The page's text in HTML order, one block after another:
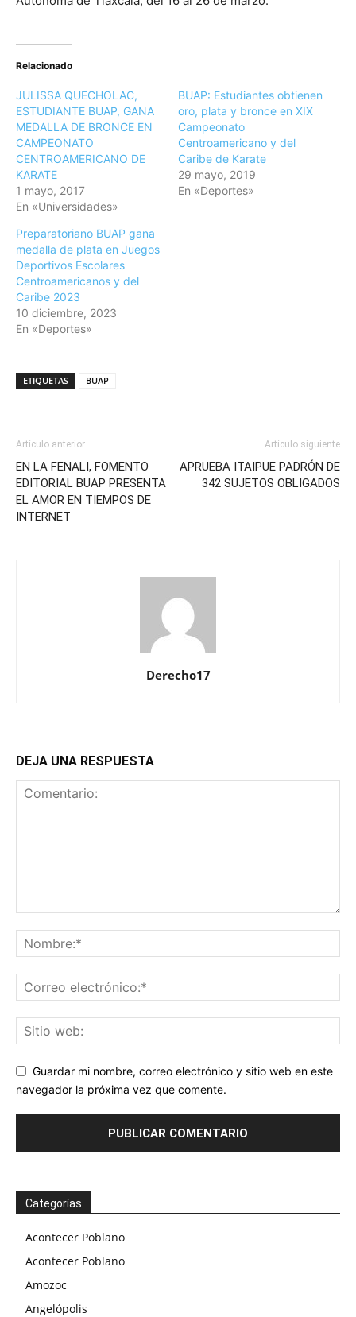
Relacionado
JULISSA QUECHOLAC,
ESTUDIANTE BUAP, GANA
MEDALLA DE BRONCE EN
CAMPEONATO
CENTROAMERICANO DE
KARATE
1 mayo, 2017
En «Universidades»
BUAP: Estudiantes obtienen
oro, plata y bronce en XIX
Campeonato
Centroamericano y del
Caribe de Karate
29 mayo, 2019
En «Deportes»
Preparatoriano BUAP gana
medalla de plata en Juegos
Deportivos Escolares
Centroamericanos y del
Caribe 2023
10 diciembre, 2023
En «Deportes»
ETIQUETAS BUAP
Artículo anterior
EN LA FENALI, FOMENTO
EDITORIAL BUAP PRESENTA
EL AMOR EN TIEMPOS DE
INTERNET
Artículo siguiente
APRUEBA ITAIPUE PADRÓN DE
342 SUJETOS OBLIGADOS
Derecho17
DEJA UNA RESPUESTA
Guardar mi nombre, correo electrónico y sitio web en este
navegador la próxima vez que comente.
Categorías
Acontecer Poblano
Acontecer Poblano
Amozoc
Angelópolis